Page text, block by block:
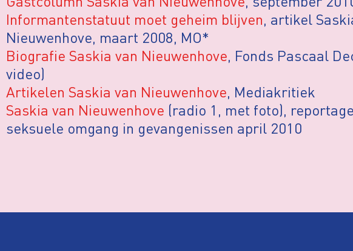
Informantenstatuut moet geheim blijven, artikel
Nieuwenhove, maart 2008, MO*
Biografie Saskia van Nieuwenhove, Fonds Pascaal
video)
Artikelen Saskia van Nieuwenhove, Mediakritiek
Saskia van Nieuwenhove (radio 1, met foto),
seksuele omgang in gevangenissen april 2010